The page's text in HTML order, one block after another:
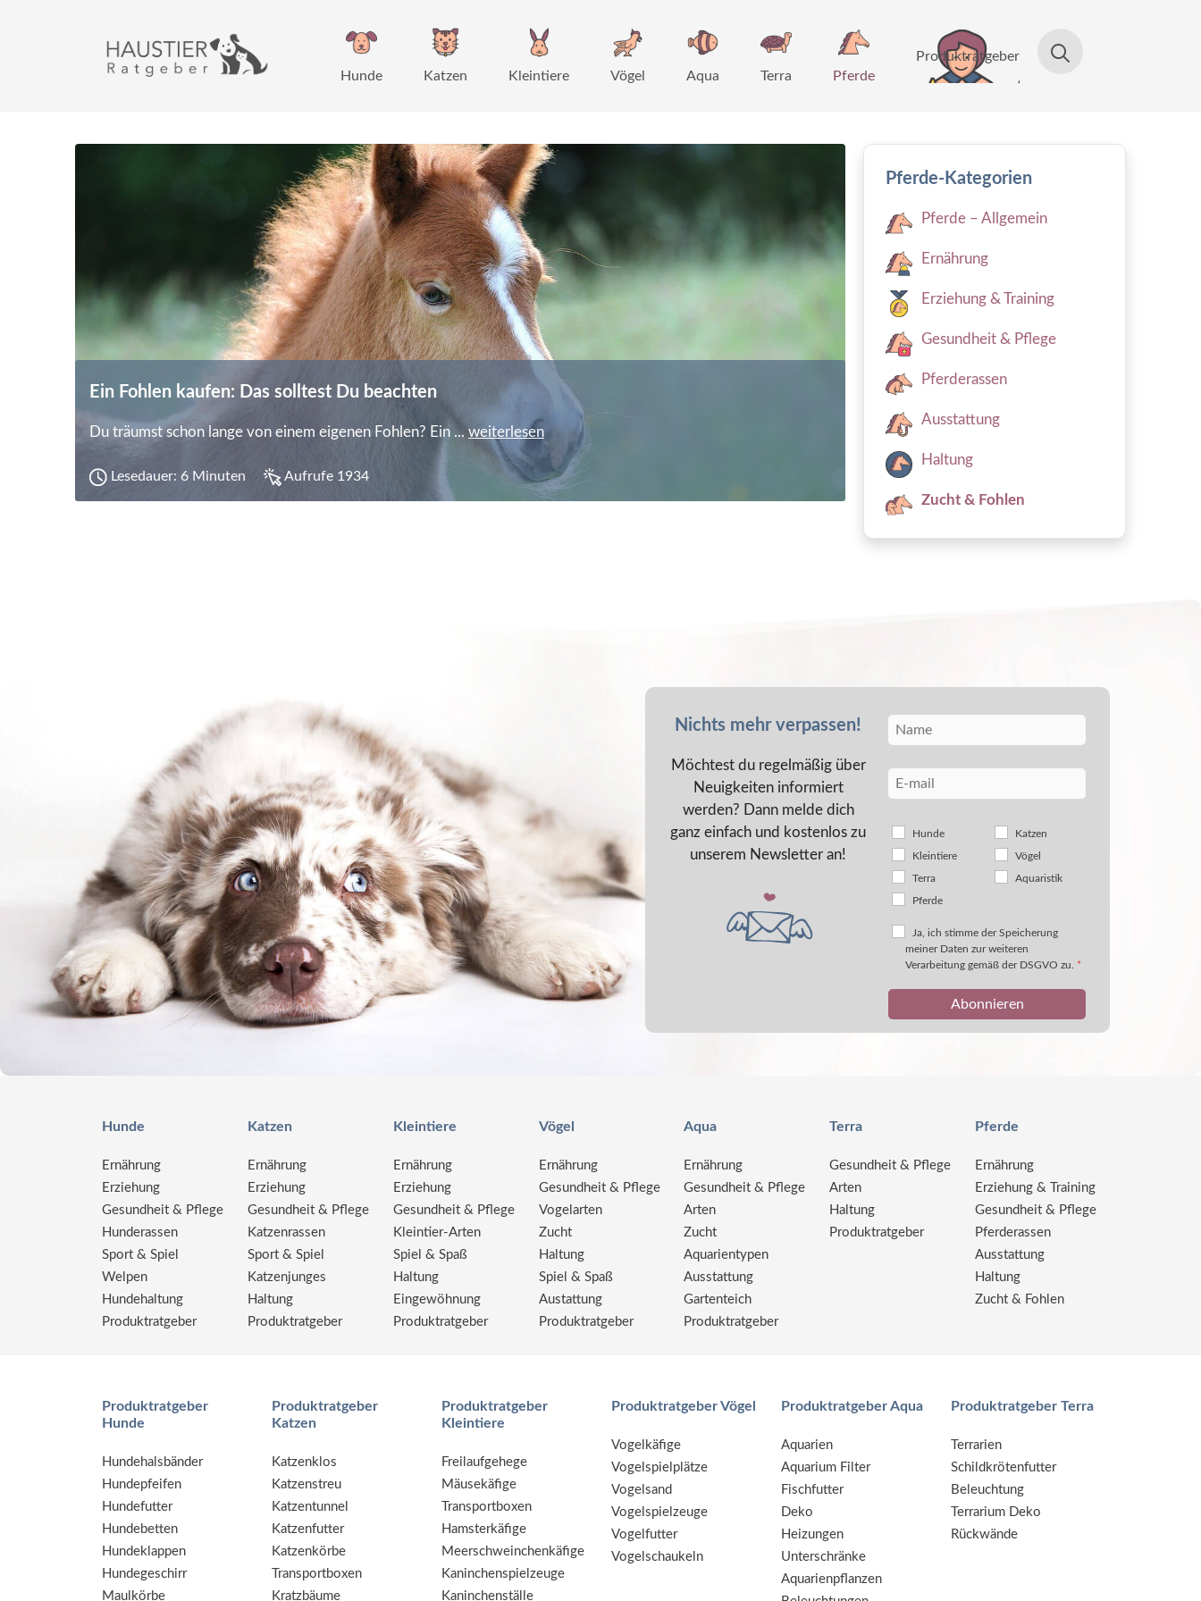
Hunde Katzen Kleintiere Vögel Aqua Terra Pferde
Produktratgeber
Ein Fohlen kaufen: Das solltest Du beachten
Du träumst schon lange von einem eigenen Fohlen? Ein ...weiterlesen
Lesedauer: 6 Minuten Aufrufe 1934
Pferde-Kategorien
Pferde – Allgemein
Ernährung
Erziehung & Training
Gesundheit & Pflege
Pferderassen
Ausstattung
Haltung
Zucht & Fohlen
Nichts mehr verpassen!
Möchtest du regelmäßig über
Neuigkeiten informiert
werden? Dann melde dich
ganz einfach und kostenlos zu
unserem Newsletter an!
Hunde
Kleintiere
Terra
Pferde
Katzen
Vögel
Aquaristik
Ja, ich stimme der Speicherung
meiner Daten zur weiteren
Verarbeitung gemäß der DSGVO zu. *
Hunde
Ernährung
Erziehung
Gesundheit & Pflege
Hunderassen
Sport & Spiel
Welpen
Hundehaltung
Produktratgeber
Katzen
Ernährung
Erziehung
Gesundheit & Pflege
Katzenrassen
Sport & Spiel
Katzenjunges
Haltung
Produktratgeber
Kleintiere
Ernährung
Erziehung
Gesundheit & Pflege
Kleintier-Arten
Spiel & Spaß
Haltung
Eingewöhnung
Produktratgeber
Vögel
Ernährung
Gesundheit & Pflege
Vogelarten
Zucht
Haltung
Spiel & Spaß
Austattung
Produktratgeber
Aqua
Ernährung
Gesundheit & Pflege
Arten
Zucht
Aquarientypen
Ausstattung
Gartenteich
Produktratgeber
Terra
Gesundheit & Pflege
Arten
Haltung
Produktratgeber
Pferde
Ernährung
Erziehung & Training
Gesundheit & Pflege
Pferderassen
Ausstattung
Haltung
Zucht & Fohlen
Produktratgeber
Hunde
Hundehalsbänder
Hundepfeifen
Hundefutter
Hundebetten
Hundeklappen
Hundegeschirr
Maulkörbe
Produktratgeber
Katzen
Katzenklos
Katzenstreu
Katzentunnel
Katzenfutter
Katzenkörbe
Transportboxen
Kratzbäume
Produktratgeber
Kleintiere
Freilaufgehege
Mäusekäfige
Transportboxen
Hamsterkäfige
Meerschweinchenkäfige
Kaninchenspielzeuge
Kaninchenställe
Produktratgeber Vögel
Vogelkäfige
Vogelspielplätze
Vogelsand
Vogelspielzeuge
Vogelfutter
Vogelschaukeln
Produktratgeber Aqua
Aquarien
Aquarium Filter
Fischfutter
Deko
Heizungen
Unterschränke
Aquarienpflanzen
Produktratgeber Terra
Terrarien
Schildkrötenfutter
Beleuchtung
Terrarium Deko
Rückwände